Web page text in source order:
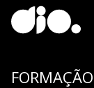
FORMAÇÃO